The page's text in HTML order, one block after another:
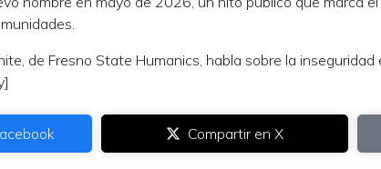
de Fresno State Humanics, habla sobre la
Compartir en X